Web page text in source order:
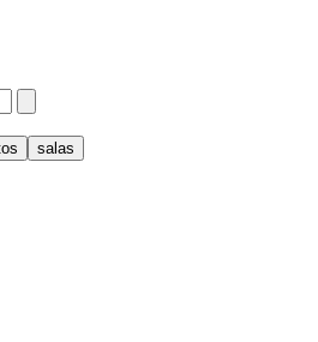
salas